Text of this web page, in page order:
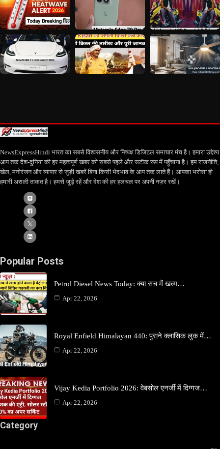
NewsExpressHindi भारत का सबसे विश्वसनीय और निष्पक्ष डिजिटल समाचार मंच है। हमारा उद्देश्य
आप तक देश-दुनिया की हर महत्वपूर्ण खबर को सबसे पहले और सटीक रूप में पहुँचाना है। हम राजनीति,
खेल, मनोरंजन और व्यापार से जुड़ी खबरें बिना किसी भेदभाव के आप तक लाते हैं। आपका भरोसा ही
हमारी असली ताकत है। हमसे जुड़े रहें और देश की हर हलचल पर अपनी नज़र रखें।
Popular Posts
Petrol Diesel News Today: क्या सच में खत्म…
Apr 22, 2026
Royal Enfield Himalayan 440: पुराने क्लासिक लुक में…
Apr 22, 2026
Vijay Kedia Portfolio 2026: वेबसोल एनर्जी में दिग्गज…
Apr 22, 2026
Category